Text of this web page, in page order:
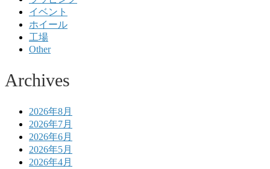
イベント
ホイール
工場
Other
Archives
2026年8月
2026年7月
2026年6月
2026年5月
2026年4月